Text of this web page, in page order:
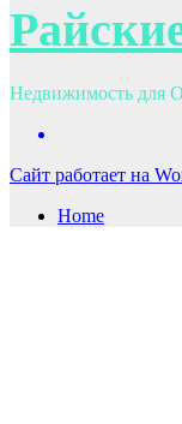
Недвижимость для
Сайт работает на
Home